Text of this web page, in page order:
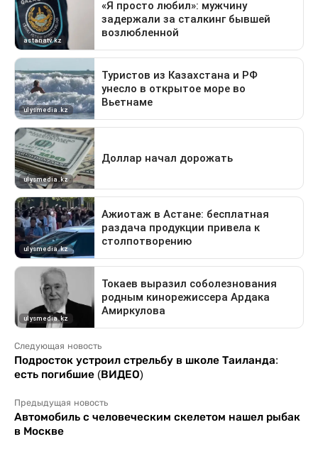
Следующая новость
Подросток устроил стрельбу в школе Таиланда:
есть погибшие (ВИДЕО)
Предыдущая новость
Автомобиль с человеческим скелетом нашел рыбак
в Москве